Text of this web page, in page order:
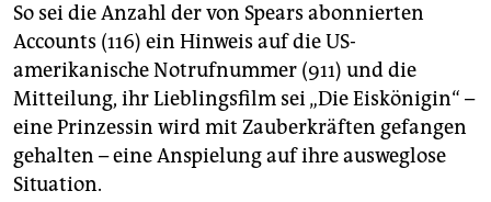
So sei die Anzahl der von Spears abonnierten
Accounts (116) ein Hinweis auf die US-
amerikanische Notrufnummer (911) und die
Mitteilung, ihr Lieblingsfilm sei „Die Eiskönigin“ –
eine Prinzessin wird mit Zauberkräften gefangen
gehalten – eine Anspielung auf ihre ausweglose
Situation.